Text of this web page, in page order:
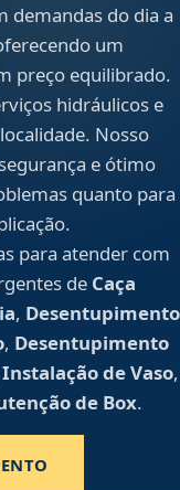
demandas do dia a
um
preço equilibrado.
hidráulicos e
Nosso
e ótimo
quanto para
para atender com
de Caça
, Desentupimento
, Desentupimento
Instalação de Vaso,
de Box.